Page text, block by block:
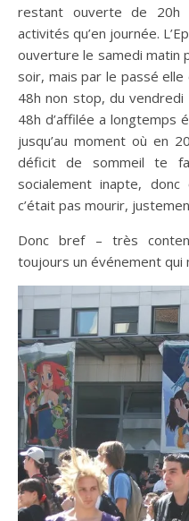
restant ouverte de
activités qu’en journée.
ouverture le samedi matin
soir, mais par le passé
48h non stop, du vendredi
48h d’affilée a longtemps
jusqu’au moment où en
déficit de sommeil te
socialement inapte,
c’était pas mourir,
Donc bref – très
toujours un événement